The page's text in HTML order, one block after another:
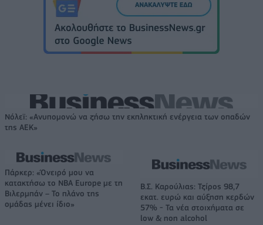
Νόλεϊ: «Ανυπομονώ να ζήσω την εκπληκτική ενέργεια των οπαδών
της ΑΕΚ»
Πάρκερ: «Όνειρό μου να
κατακτήσω το ΝΒΑ Europe με τη
Βιλερμπάν – Το πλάνο της
ομάδας μένει ίδιο»
Β.Σ. Καρούλιας: Τζίρος 98,7
εκατ. ευρώ και αύξηση κερδών
57% - Τα νέα στοιχήματα σε
low & non alcohol